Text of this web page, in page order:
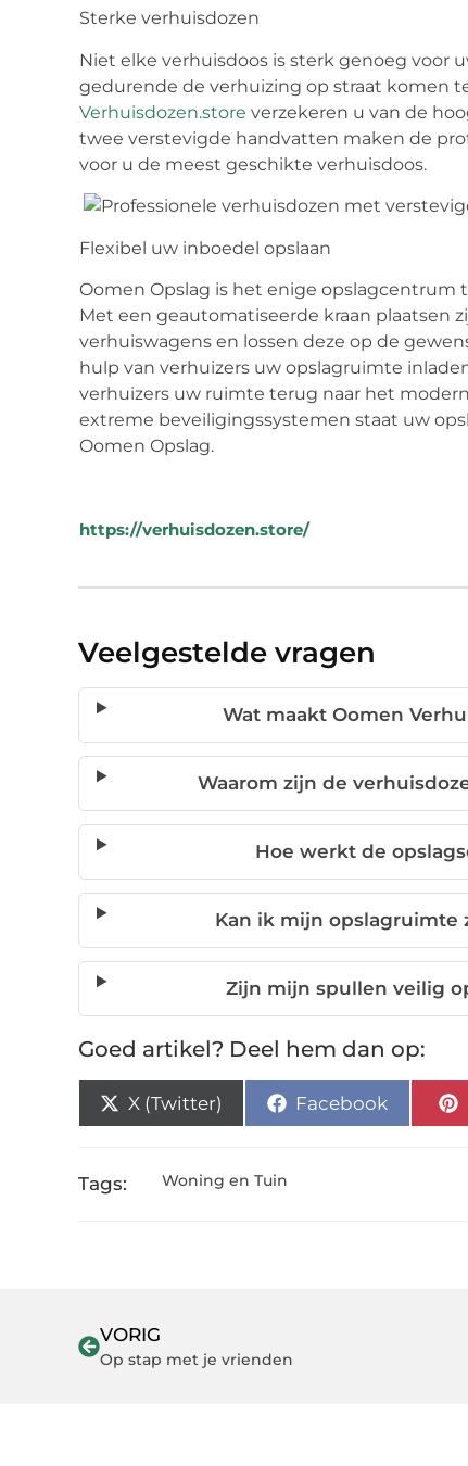
Sterke verhuisdozen
Niet elke verhuisdoos is sterk genoeg voor
gedurende de verhuizing op straat komen
Verhuisdozen.store verzekeren u van de
twee verstevigde handvatten maken de
voor u de meest geschikte verhuisdoos.
Flexibel uw inboedel opslaan
Oomen Opslag is het enige
Met een geautomatiseerde kraan plaatsen
verhuiswagens en lossen deze op de
hulp van verhuizers uw opslagruimte
verhuizers uw ruimte terug naar het
extreme beveiligingssystemen staat uw
Oomen Opslag.
https://verhuisdozen.store/
Veelgestelde vragen
Wat maakt Oomen
Waarom zijn de
Hoe werkt de
Kan ik mijn opslagruimte
Zijn mijn spullen veilig
Goed artikel? Deel hem dan op:
X (Twitter) Facebook
Tags: Woning en Tuin
VORIG
Op stap met je vrienden